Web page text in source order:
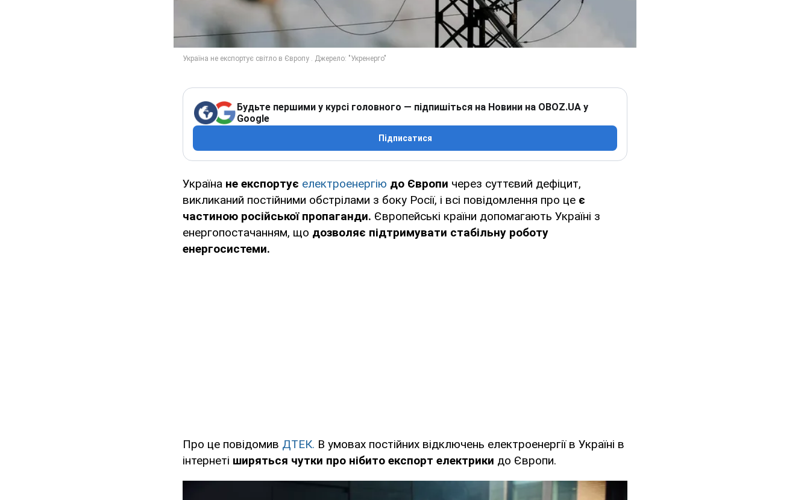
Будьте першими у курсі головного — підпишіться на Новини на OBOZ.UA у
Google
Підписатися
Україна не експортує електроенергію до Європи через суттєвий дефіцит,
викликаний постійними обстрілами з боку Росії, і всі повідомлення про це є
частиною російської пропаганди. Європейські країни допомагають Україні з
енергопостачанням, що дозволяє підтримувати стабільну роботу
енергосистеми.
Про це повідомив ДТЕК. В умовах постійних відключень електроенергії в Україні в
інтернеті ширяться чутки про нібито експорт електрики до Європи.